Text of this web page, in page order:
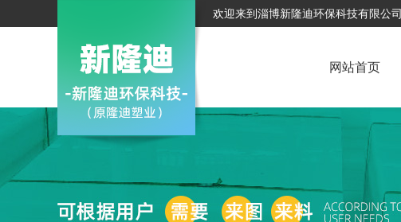
欢迎来到淄博新隆迪环保科技有限公司
网站首页